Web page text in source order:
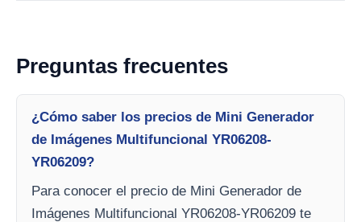
Preguntas frecuentes
¿Cómo saber los precios de Mini Generador
de Imágenes Multifuncional YR06208-
YR06209?
Para conocer el precio de Mini Generador de
Imágenes Multifuncional YR06208-YR06209 te